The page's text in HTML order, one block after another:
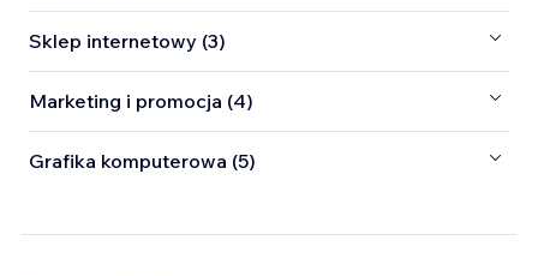
Sklep internetowy (3)
Marketing i promocja (4)
Grafika komputerowa (5)